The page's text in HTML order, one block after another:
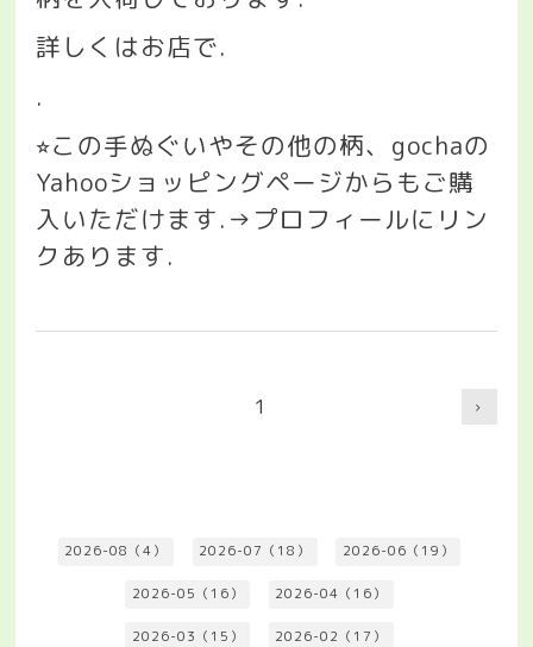
詳しくはお店で.
.
⭐︎この手ぬぐいやその他の柄、 gochaの
Yahooショッピングページからもご購
入いただけます.→ プロフィールにリン
クあります.
1
2026-08（4） 2026-07（18） 2026-06（19）
2026-05（16） 2026-04（16）
2026-03（15） 2026-02（17）